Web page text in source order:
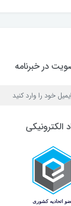
در خبرنامه
الکترونیکی